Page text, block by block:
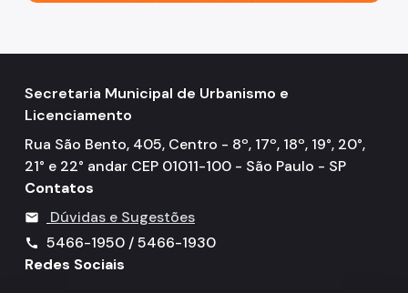
Secretaria Municipal de Urbanismo e
Licenciamento
Rua São Bento, 405, Centro - 8º, 17º, 18º, 19°, 20°,
21° e 22° andar CEP 01011-100 - São Paulo - SP
Contatos
mail Dúvidas e Sugestões
call
5466-1950 / 5466-1930
Redes Sociais